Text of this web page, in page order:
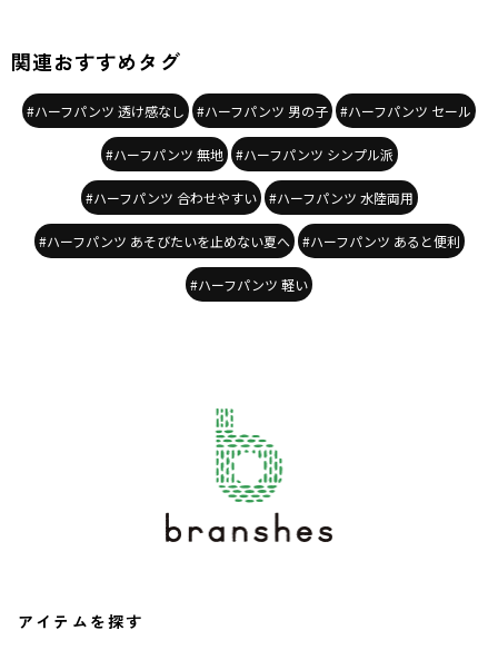
関連おすすめタグ
#ハーフパンツ 透け感なし #ハーフパンツ 男の子 #ハーフパンツ セール
#ハーフパンツ 無地 #ハーフパンツ シンプル派
#ハーフパンツ 合わせやすい #ハーフパンツ 水陸両用
#ハーフパンツ あそびたいを止めない夏へ #ハーフパンツ あると便利
#ハーフパンツ 軽い
アイテムを探す